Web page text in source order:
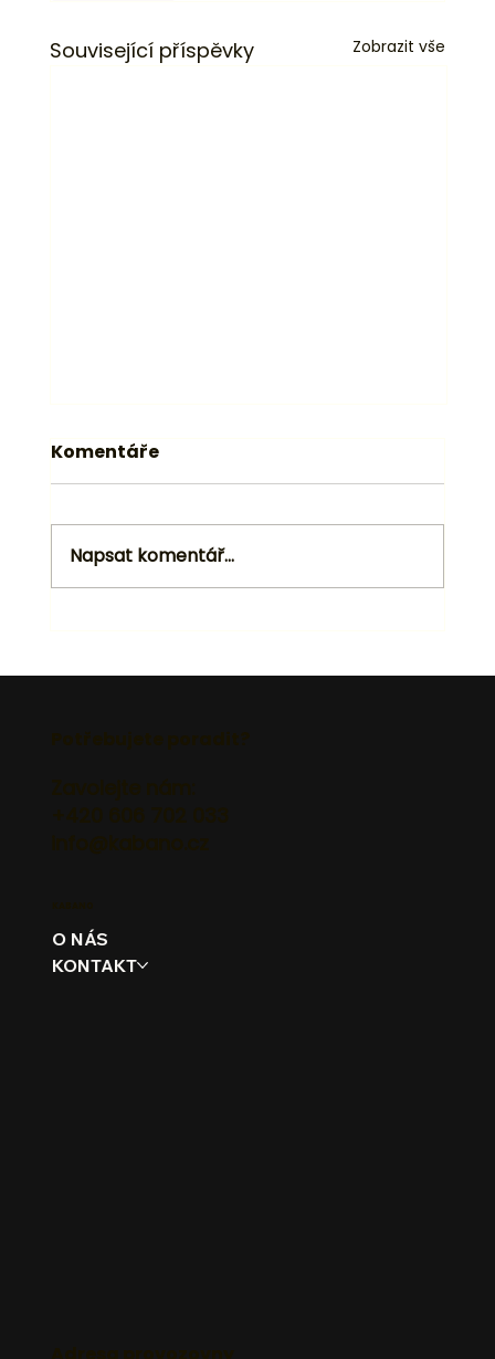
Související příspěvky Zobrazit vše
Komentáře
Napsat komentář...
O NÁS
KONTAKT